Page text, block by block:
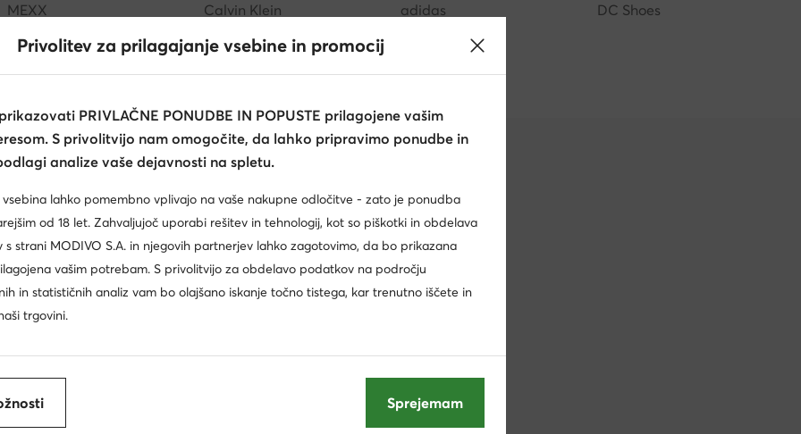
MEXX Calvin Klein adidas
DC Shoes
En klub, prednosti na več mestih.
za člane kluba, podaljšan rok za vračilo in še veliko več.
MODIVOclub GOLD in pridobite povračilo sredstev pri
Privolitev za prilagajanje vsebine in promocij
PRIVLAČNE PONUDBE IN POPUSTE prilagojene vašim
S privolitvijo nam omogočite, da lahko pripravimo ponudbe in
analize vaše dejavnosti na spletu.
lahko pomembno vplivajo na vaše nakupne odločitve - zato je ponudba
od 18 let. Zahvaljujoč uporabi rešitev in tehnologij, kot so piškotki in obdelava
s strani MODIVO S.A. in njegovih partnerjev lahko zagotovimo, da bo prikazana
vašim potrebam. S privolitvijo za obdelavo podatkov na področju
in statističnih analiz vam bo olajšano iskanje točno tistega, kar trenutno iščete in
trgovini.
Sprejemam